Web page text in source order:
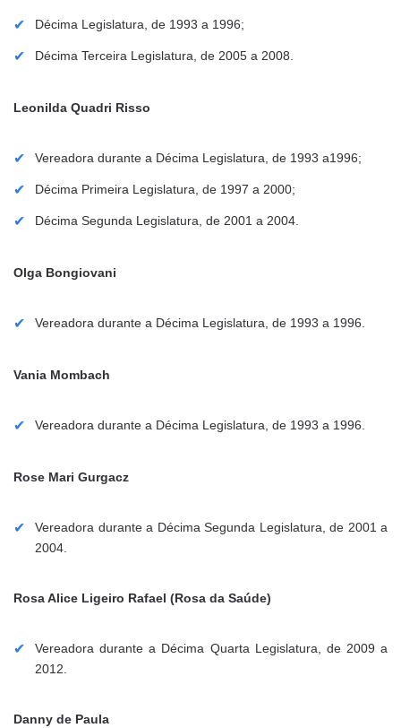
Décima Legislatura, de 1993 a 1996;
Décima Terceira Legislatura, de 2005 a 2008.
Leonilda Quadri Risso
Vereadora durante a Décima Legislatura, de 1993 a1996;
Décima Primeira Legislatura, de 1997 a 2000;
Décima Segunda Legislatura, de 2001 a 2004.
Olga Bongiovani
Vereadora durante a Décima Legislatura, de 1993 a 1996.
Vania Mombach
Vereadora durante a Décima Legislatura, de 1993 a 1996.
Rose Mari Gurgacz
Vereadora durante a Décima Segunda Legislatura, de 2001 a
2004.
Rosa Alice Ligeiro Rafael (Rosa da Saúde)
Vereadora durante a Décima Quarta Legislatura, de 2009 a
2012.
Danny de Paula